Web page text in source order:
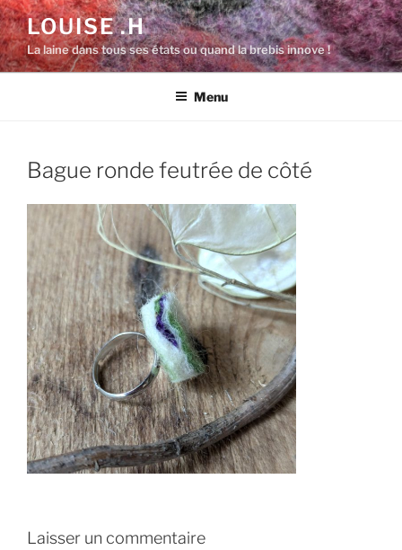
Aller
au
contenu
principal
LOUISE .H
La laine dans tous ses états ou quand la brebis innove !
Menu
Bague ronde feutrée de côté
Laisser un commentaire